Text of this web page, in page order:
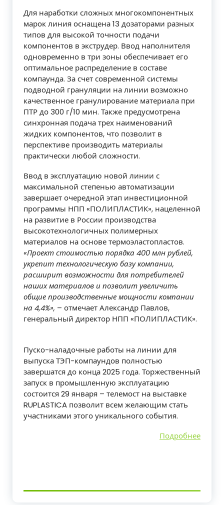
Для наработки сложных многокомпонентных
марок линия оснащена 13 дозаторами разных
типов для высокой точности подачи
компонентов в экструдер. Ввод наполнителя
одновременно в три зоны обеспечивает его
оптимальное распределение в составе
компаунда. За счет современной системы
подводной грануляции на линии возможно
качественное гранулирование материала при
ПТР до 300 г/10 мин. Также предусмотрена
синхронная подача трех наименований
жидких компонентов, что позволит в
перспективе производить материалы
практически любой сложности.
Ввод в эксплуатацию новой линии с
максимальной степенью автоматизации
завершает очередной этап инвестиционной
программы НПП «ПОЛИПЛАСТИК», нацеленной
на развитие в России производства
высокотехнологичных полимерных
материалов на основе термоэластопластов.
«Проект стоимостью порядка 400 млн рублей,
укрепит технологическую базу компании,
расширит возможности для потребителей
наших материалов и позволит увеличить
общие производственные мощности компании
на 4,4%», – отмечает Александр Павлов,
генеральный директор НПП «ПОЛИПЛАСТИК».
Пуско-наладочные работы на линии для
выпуска ТЭП-компаундов полностью
завершатся до конца 2025 года. Торжественный
запуск в промышленную эксплуатацию
состоится 29 января – телемост на выставке
RUPLASTICA позволит всем желающим стать
участниками этого уникального события.
Подробнее